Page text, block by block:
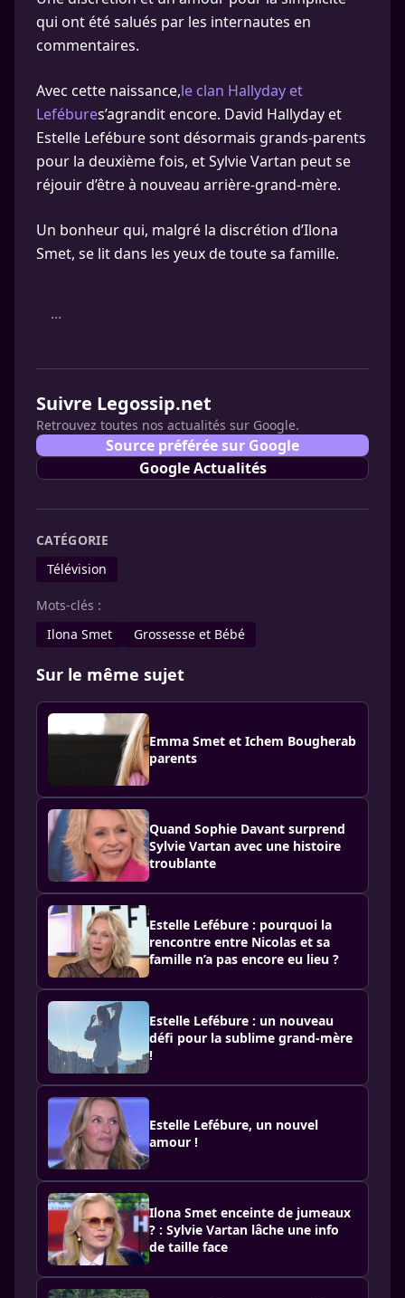
qui ont été salués par les internautes en
commentaires.
Avec cette naissance,le clan Hallyday et
Lefébures’agrandit encore. David Hallyday et
Estelle Lefébure sont désormais grands-parents
pour la deuxième fois, et Sylvie Vartan peut se
réjouir d’être à nouveau arrière-grand-mère.
Un bonheur qui, malgré la discrétion d’Ilona
Smet, se lit dans les yeux de toute sa famille.
...
Suivre Legossip.net
Retrouvez toutes nos actualités sur Google.
Source préférée sur Google
Google Actualités
CATÉGORIE
Télévision
Mots-clés :
Ilona Smet
Grossesse et Bébé
Sur le même sujet
Emma Smet et Ichem Bougherab
parents
Quand Sophie Davant surprend
Sylvie Vartan avec une histoire
troublante
Estelle Lefébure : pourquoi la
rencontre entre Nicolas et sa
famille n’a pas encore eu lieu ?
Estelle Lefébure : un nouveau
défi pour la sublime grand-mère
!
Estelle Lefébure, un nouvel
amour !
Ilona Smet enceinte de jumeaux
? : Sylvie Vartan lâche une info
de taille face